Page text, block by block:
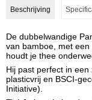
Beschrijving
De dubbelwandige
van bamboe, met een
houdt je thee
Hij past perfect in
plasticvrij en BSCI-
Initiative).